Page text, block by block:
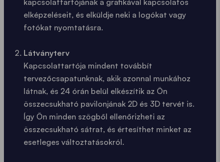
kapcsolattartójának a grafikával kapcsolatos
elképzeléseit, és elküldje neki a logókat vagy
fotókat nyomtatásra.
Látványterv
Kapcsolattartója mindent továbbít
tervezőcsapatunknak, akik azonnal munkához
látnak, és 24 órán belül elkészítik az Ön
összecsukható pavilonjának 2D és 3D tervét is.
Így Ön minden szögből ellenőrizheti az
összecsukható sátrat, és értesíthet minket az
esetleges változtatásokról.